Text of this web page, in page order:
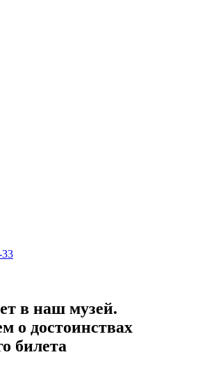
33
в наш музей.
о достоинствах
билета